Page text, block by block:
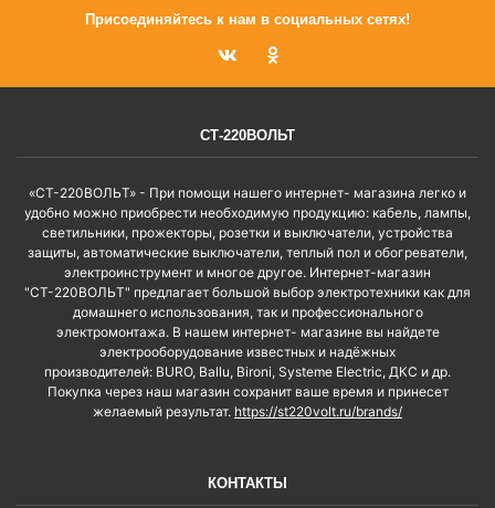
Присоединяйтесь к нам в социальных сетях!
СТ-220ВОЛЬТ
«СТ-220ВОЛЬТ» - При помощи нашего интернет- магазина легко и
удобно можно приобрести необходимую продукцию: кабель, лампы,
светильники, прожекторы, розетки и выключатели, устройства
защиты, автоматические выключатели, теплый пол и обогреватели,
электроинструмент и многое другое. Интернет-магазин
"СТ-220ВОЛЬТ" предлагает большой выбор электротехники как для
домашнего использования, так и профессионального
электромонтажа. В нашем интернет- магазине вы найдете
электрооборудование известных и надёжных
производителей: BURO, Ballu, Bironi, Systeme Electric, ДКС и др.
Покупка через наш магазин сохранит ваше время и принесет
желаемый результат. https://st220volt.ru/brands/
КОНТАКТЫ